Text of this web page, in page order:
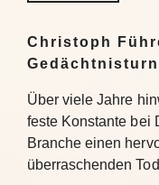
Christoph
Über viele Jahre
feste Konstante bei
Branche einen
überraschenden